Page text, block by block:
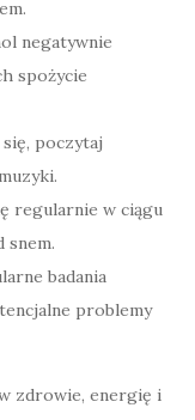
negatywnie
spożycie
poczytaj
regularnie w ciągu
snem.
badania
problemy
zdrowie, energię i